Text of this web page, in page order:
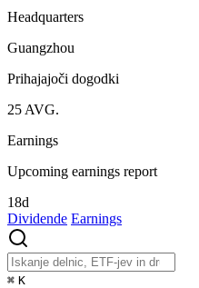
Headquarters
Guangzhou
Prihajajoči dogodki
25 AVG.
Earnings
Upcoming earnings report
18d
Dividende Earnings
⌘ K